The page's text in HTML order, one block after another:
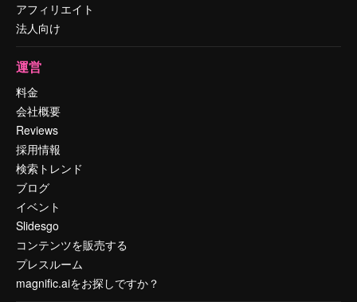
アフィリエイト
法人向け
運営
料金
会社概要
Reviews
採用情報
検索トレンド
ブログ
イベント
Slidesgo
コンテンツを販売する
プレスルーム
magnific.aiをお探しですか？